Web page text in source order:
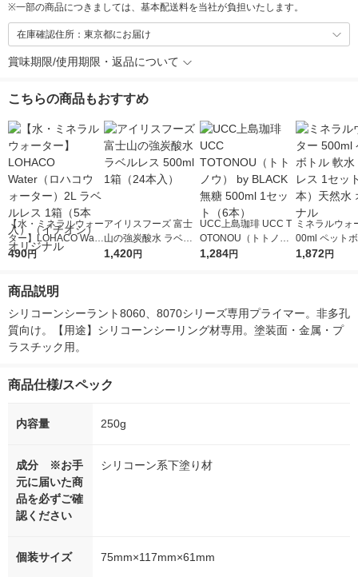
※一部の商品につきましては、基本配送料を当社が負担いたします。
在庫確認住所：東京都にお届け
賞味期限/使用期限・返品について
こちらの商品もおすすめ
【水・ミネラルウォー
ター】LOHACO Wate
r（ロハコウォータ
シ） オリジナル
490円
アイリスフーズ 富士
山の強炭酸水 ラベル
レス 500ml 1箱（24
1,420円
UCC上島珈琲 UCC T
OTONOU（トトノ
ウ） by BLACK無糖 5
1,284円
ミネラルウォ
00ml ペット
水 ラベルレ
1,872円
商品説明
シリコーンシーラント8060、8070シリーズ専用プライマー。非多孔
質向け。【用途】シリコーンシーリング材専用。塗装面・金属・プ
ラスチック用。
商品仕様/スペック
内容量 250g
成分 ※お手
元に届いた商
品を必ずご確
認ください
シリコーン系下塗り材
個装サイズ 75mm×117mm×61mm